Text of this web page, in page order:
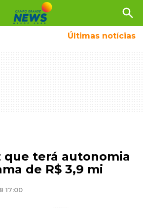
search
Últimas notícias
que terá autonomia
de R$ 3,9 mi
17:00